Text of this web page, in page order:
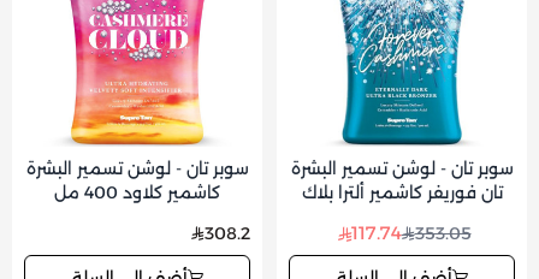
سوبر تان - لوشن تسمير البشرة
تان فوريفر كاشمير ألترا بلاك
353.05
117.74
سوبر تان - لوشن تسمير البشرة
كاشمير كلاود 400 مل
308.2